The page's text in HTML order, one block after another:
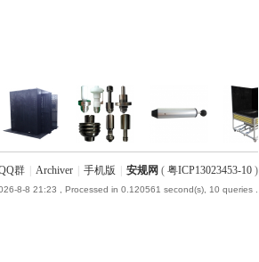
群 Archiver 手机版 安规网 ( 粤ICP13023453-10 )
8-8 21:23 , Processed in 0.120561 second(s), 10 queries .